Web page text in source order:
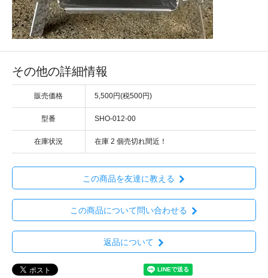
その他の詳細情報
販売価格 5,500円(税500円)
型番 SHO-012-00
在庫状況 在庫 2 個売切れ間近！
この商品を友達に教える
この商品について問い合わせる
返品について